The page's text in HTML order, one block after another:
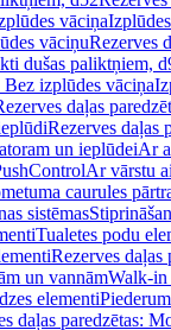
vāciņa
vāciņuRezerves
dušas paliktņiem,
Bez izplūdes vāciņa
daļas
Rezerves daļas
un ieplūdeiAr
Ar vārstu
caurules
sistēmas
Tualetes podu
Rezerves daļas
un vannāmWalk-in
elementi
daļas paredzētas: